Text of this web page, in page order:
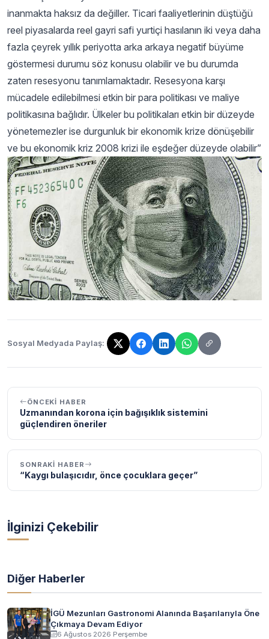
inanmakta haksız da değiller. Ticari faaliyetlerinin düştüğü
reel piyasalarda reel gayri safi yurtiçi hasılanın iki veya daha
fazla çeyrek yıllık periyotta arka arkaya negatif büyüme
göstermesi durumu söz konusu olabilir ve bu durumda
zaten resesyonu tanımlamaktadır. Resesyona karşı
mücadele edilebilmesi etkin bir para politikası ve maliye
politikasına bağlıdır. Ülkeler bu politikaları etkin bir düzeyde
yönetemezler ise durgunluk bir ekonomik krize dönüşebilir
ve bu ekonomik kriz 2008 krizi ile eşdeğer düzeyde olabilir”
Sosyal Medyada Paylaş:
Bağlantı kopyalandı!
ÖNCEKI HABER
Uzmanından korona için bağışıklık sistemini
güçlendiren öneriler
SONRAKI HABER
“Kaygı bulaşıcıdır, önce çocuklara geçer”
İlginizi Çekebilir
Diğer Haberler
İGÜ Mezunları Gastronomi Alanında Başarılarıyla Öne
Çıkmaya Devam Ediyor
6 Ağustos 2026 Perşembe